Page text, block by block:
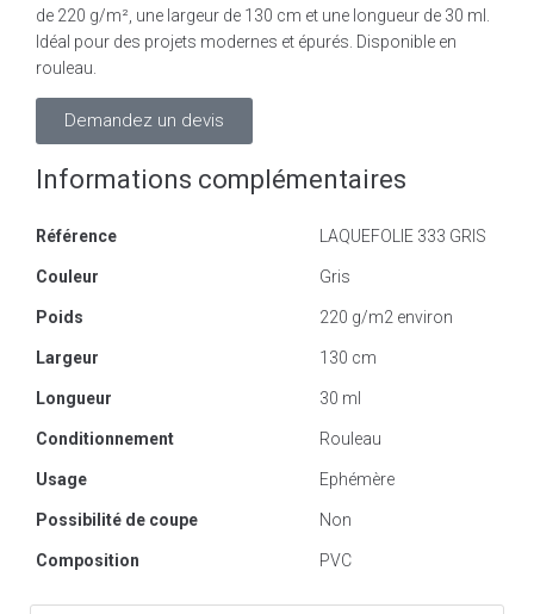
de 220 g/m², une largeur de 130 cm et une longueur de 30 ml.
Idéal pour des projets modernes et épurés. Disponible en
rouleau.
Demandez un devis
Informations complémentaires
Référence LAQUEFOLIE 333 GRIS
Couleur Gris
Poids 220 g/m2 environ
Largeur 130 cm
Longueur 30 ml
Conditionnement Rouleau
Usage Ephémère
Possibilité de coupe Non
Composition PVC